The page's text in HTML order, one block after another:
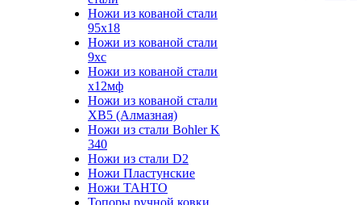
Ножи из кованой стали
95х18
Ножи из кованой стали
9хс
Ножи из кованой стали
х12мф
Ножи из кованой стали
ХВ5 (Алмазная)
Ножи из стали Bohler K
340
Ножи из стали D2
Ножи Пластунские
Ножи ТАНТО
Топоры ручной ковки